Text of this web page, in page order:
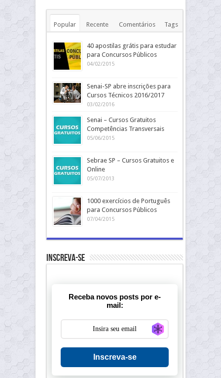
Popular Recente Comentários Tags
40 apostilas grátis para estudar
para Concursos Públicos
04/02/2015
Senai-SP abre inscrições para
Cursos Técnicos 2016/2017
03/02/2016
Senai – Cursos Gratuitos
Competências Transversais
05/06/2015
Sebrae SP – Cursos Gratuitos e
Online
05/07/2013
1000 exercícios de Português
para Concursos Públicos
07/04/2015
Inscreva-se
Receba novos posts por e-
mail:
Generate new
Inscreva-se